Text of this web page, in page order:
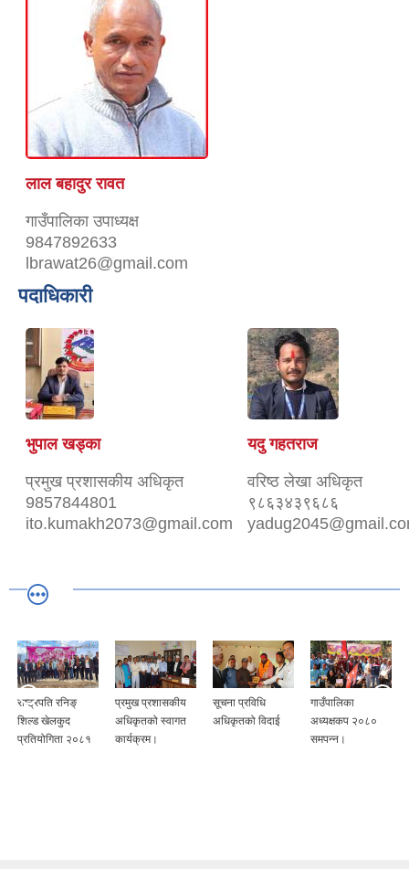
लाल बहादुर रावत
गाउँपालिका उपाध्यक्ष
9847892633
lbrawat26@gmail.com
पदाधिकारी
भुपाल खड्का
प्रमुख प्रशासकीय अधिकृत
9857844801
ito.kumakh2073@gmail.com
यदु गहतराज
वरिष्ठ लेखा अधिकृत
९८६३४३९६८६
राष्ट्रपति रनिङ्
शिल्ड खेलकुद
प्रतियोगिता २०८१
प्रमुख प्रशासकीय
अधिकृतको स्वागत
कार्यक्रम।
सूचना प्रविधि
अधिकृतको विदाई
गाउँपालिका
अध्यक्षकप २०८०
समपन्न।